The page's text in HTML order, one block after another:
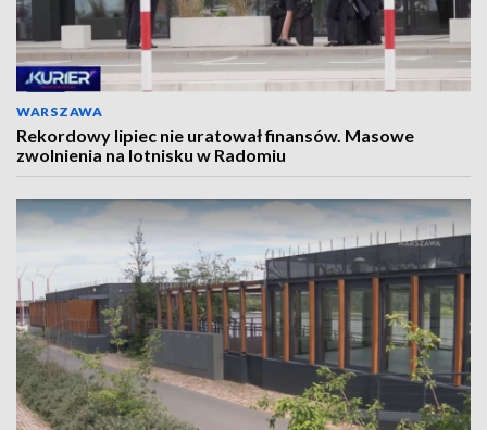
WARSZAWA
Rekordowy lipiec nie uratował finansów. Masowe
zwolnienia na lotnisku w Radomiu